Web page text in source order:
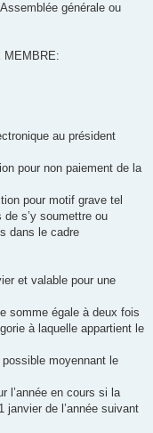
générale ou
MEMBRE:
au président
pour non paiement de la
pour motif grave tel
s’y soumettre ou
dans le cadre
et valable pour une
somme égale à deux fois
à laquelle appartient le
moyennant le
l’année en cours si la
janvier de l’année suivant